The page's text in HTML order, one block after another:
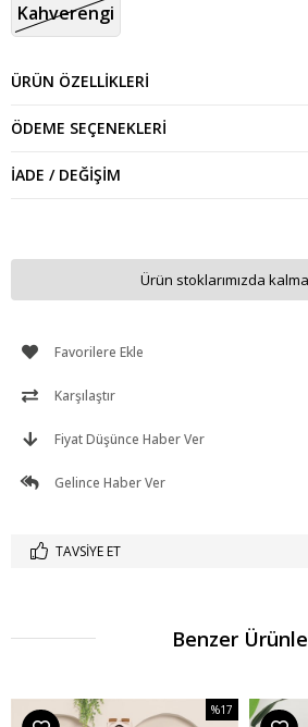
Kahverengi
ÜRÜN ÖZELLIKLERI
ÖDEME SEÇENEKLERI
İADE / DEĞIŞIM
Ürün stoklarımızda
Favorilere Ekle
Karşılaştır
Fiyat Düşünce Haber Ver
Gelince Haber Ver
TAVSIYE ET
Benzer
%17